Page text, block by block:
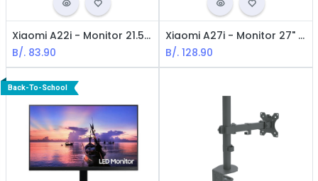
Xiaomi A22i - Monitor 21.5" FHD 75Hz VESA Certificación Reducción de Luz Azul con 250 NITS en Brillo
B/. 83.90
Xiaomi A27i - Monitor 27" IPS FHD HDR10+ 100Hz VESA HDMI DP
B/. 128.90
Back-To-School